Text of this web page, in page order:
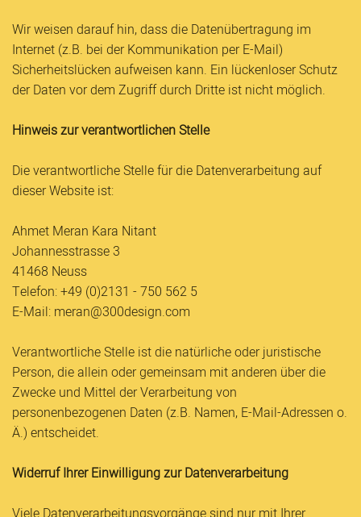
Wir weisen darauf hin, dass die Datenübertragung im
Internet (z.B. bei der Kommunikation per E-Mail)
Sicherheitslücken aufweisen kann. Ein lückenloser Schutz
der Daten vor dem Zugriff durch Dritte ist nicht möglich.
Hinweis zur verantwortlichen Stelle
Die verantwortliche Stelle für die Datenverarbeitung auf
dieser Website ist:
Ahmet Meran Kara Nitant
Johannesstrasse 3
41468 Neuss
Telefon: +49 (0)2131 - 750 562 5
E-Mail: meran@300design.com
Verantwortliche Stelle ist die natürliche oder juristische
Person, die allein oder gemeinsam mit anderen über die
Zwecke und Mittel der Verarbeitung von
personenbezogenen Daten (z.B. Namen, E-Mail-Adressen o.
Ä.) entscheidet.
Widerruf Ihrer Einwilligung zur Datenverarbeitung